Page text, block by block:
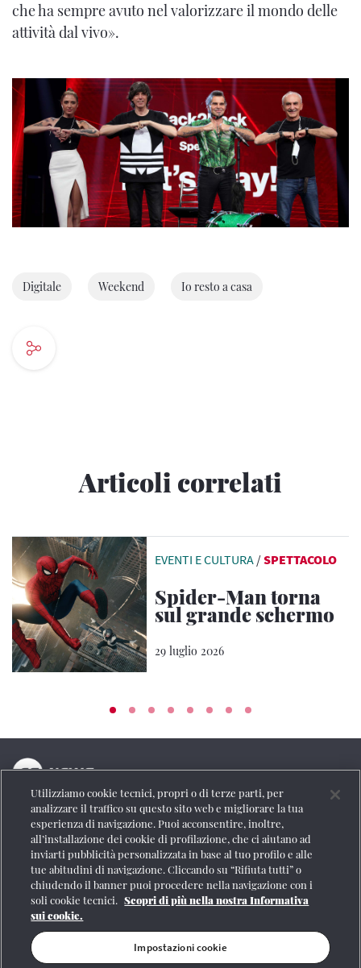
che ha sempre avuto nel valorizzare il mondo delle
attività dal vivo».
Digitale Weekend Io resto a casa
Articoli correlati
EVENTI E CULTURA /SPETTACOLO
Spider-Man torna
sul grande schermo
29 luglio 2026
La testata online del Gruppo FS Italiane
Social
Se vuoi contattarci o avere altre informazioni
CONTATTI
Utilizziamo cookie tecnici, propri o di terze parti, per
analizzare il traffico su questo sito web e migliorare la tua
esperienza di navigazione. Puoi acconsentire, inoltre,
all’installazione dei cookie di profilazione, che ci aiutano ad
inviarti pubblicità personalizzata in base al tuo profilo e alle
tue abitudini di navigazione. Cliccando su “Rifiuta tutti” o
chiudendo il banner puoi procedere nella navigazione con i
soli cookie tecnici. Scopri di più nella nostra Informativa
sui cookie.
Impostazioni cookie